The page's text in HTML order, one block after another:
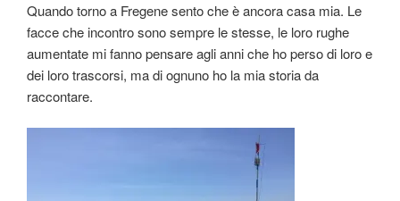
Quando torno a Fregene sento che è ancora casa mia. Le
facce che incontro sono sempre le stesse, le loro rughe
aumentate mi fanno pensare agli anni che ho perso di loro e
dei loro trascorsi, ma di ognuno ho la mia storia da
raccontare.